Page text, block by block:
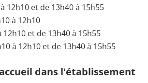
12h10 et de 13h40 à 15h55
à 12h10
12h10 et de 13h40 à 15h55
à 12h10 et de 13h40 à 15h55
dans l'établissement